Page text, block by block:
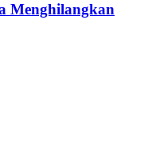
Menghilangkan